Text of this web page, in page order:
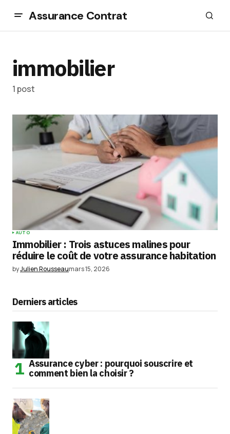
Assurance Contrat
immobilier
1 post
AUTO
Immobilier : Trois astuces malines pour
réduire le coût de votre assurance habitation
byJulien Rousseaumars 15, 2026
Derniers articles
Assurance cyber : pourquoi souscrire et
comment bien la choisir ?